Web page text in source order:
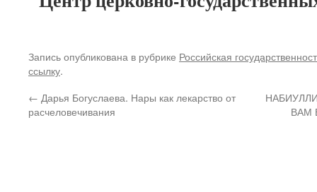
Запись опубликована в рубрике Российская
ссылку.
← Дарья Богуслаева. Нары как лекарство от
расчеловечивания
ВАМ